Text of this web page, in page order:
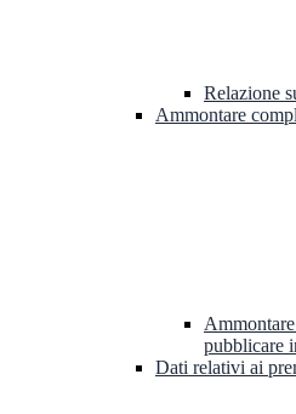
Relazione
Ammontare
pubblicare
Dati relativi ai